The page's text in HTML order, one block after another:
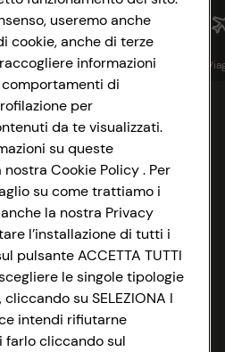
Sapori& Istituzionale
BOLOGNA
Imprese
useremo anche
cookie, anche di terze
informazioni
di
per
da te visualizzati.
su queste
Cookie Policy . Per
su come trattiamo i
la nostra Privacy
l’installazione di tutti i
pulsante ACCETTA TUTTI
le singole tipologie
su SELEZIONA I
intendi rifiutarne
farlo cliccando sul